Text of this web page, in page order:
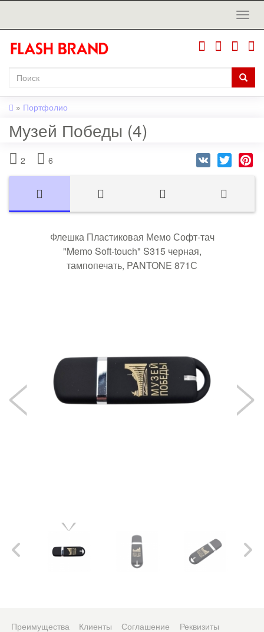
» Портфолио
Музей Победы (4)
2 6 VK Twitter
Флешка Пластиковая Мемо Софт-тач
"Memo Soft-touch" S315 черная,
тампопечать, PANTONE 871С
Преимущества Клиенты Соглашение Реквизиты